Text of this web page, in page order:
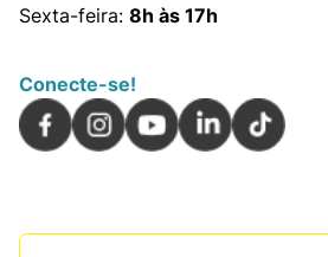
Sexta-feira: 8h às 17h
Conecte-se!